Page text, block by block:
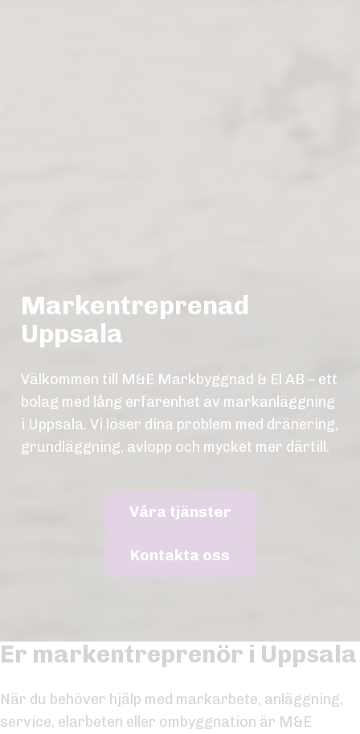
Markentreprenad
Uppsala
Välkommen till M&E Markbyggnad & El AB – ett
bolag med lång erfarenhet av markanläggning
i Uppsala. Vi löser dina problem med dränering,
grundläggning, avlopp och mycket mer därtill.
Våra tjänster
Kontakta oss
Er markentreprenör i Uppsala
När du behöver hjälp med markarbete, anläggning,
service, elarbeten eller ombyggnation är M&E